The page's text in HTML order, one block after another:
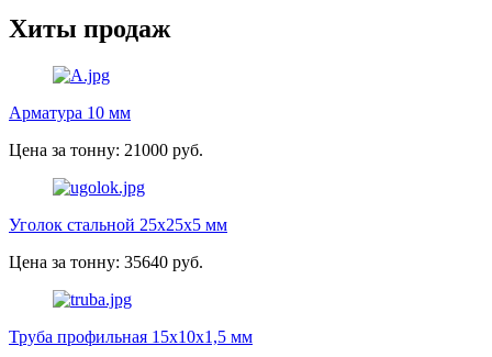
Хиты продаж
Арматура 10 мм
Цена за тонну: 21000 руб.
Уголок стальной 25х25х5 мм
Цена за тонну: 35640 руб.
Труба профильная 15х10х1,5 мм